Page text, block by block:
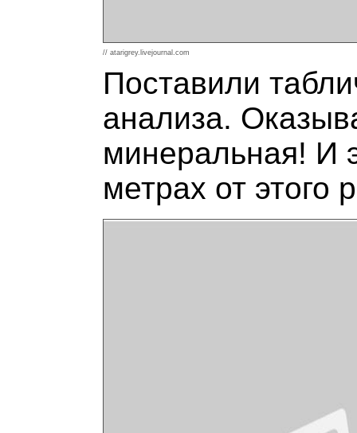
// atarigrey.livejournal.com
Поставили
анализа.
минеральная! И
метрах от этого